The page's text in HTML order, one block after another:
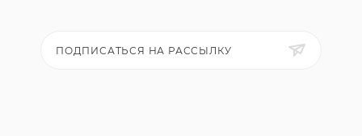
ПОДПИСАТЬСЯ НА РАССЫЛКУ